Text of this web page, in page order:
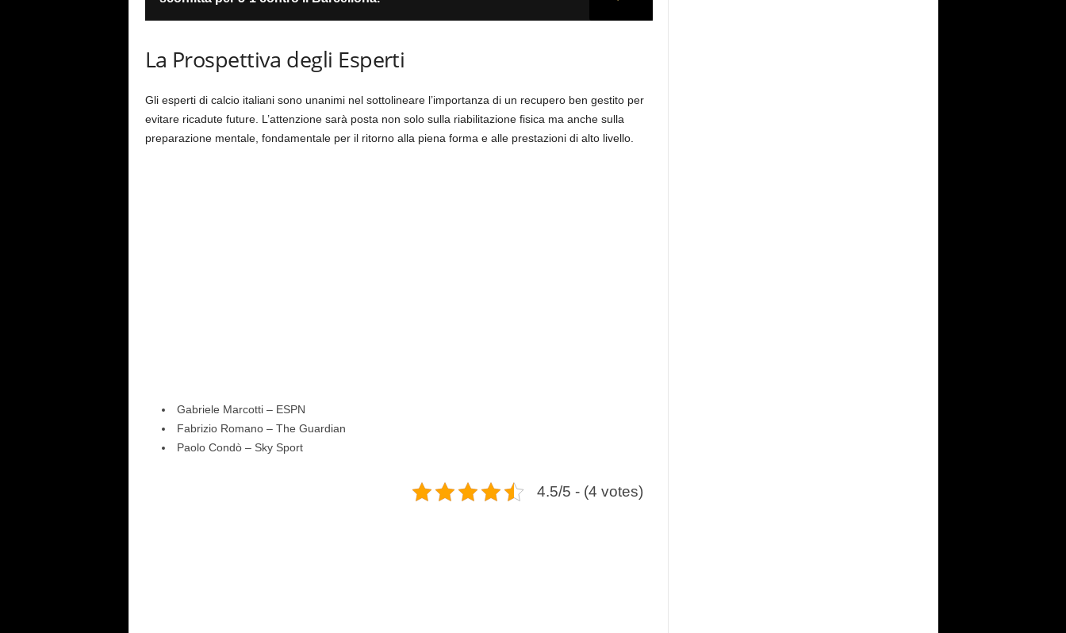
La Prospettiva degli Esperti
Gli esperti di calcio italiani sono unanimi nel sottolineare l’importanza di un recupero ben gestito per
evitare ricadute future. L’attenzione sarà posta non solo sulla riabilitazione fisica ma anche sulla
preparazione mentale, fondamentale per il ritorno alla piena forma e alle prestazioni di alto livello.
Gabriele Marcotti – ESPN
Fabrizio Romano – The Guardian
Paolo Condò – Sky Sport
4.5/5 - (4 votes)